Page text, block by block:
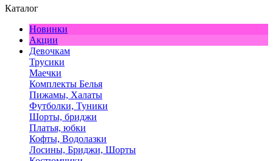
Каталог
Новинки
Акции
Девочкам
Трусики
Маечки
Комплекты Белья
Пижамы, Халаты
Футболки, Туники
Шорты, бриджи
Платья, юбки
Кофты, Водолазки
Лосины, Бриджи, Шорты